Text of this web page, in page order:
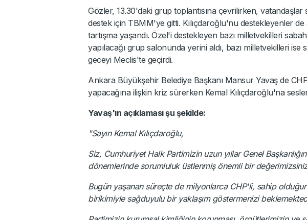
Gözler, 13.30'daki grup toplantısına çevrilirken,
destek için TBMM'ye gitti. Kılıçdaroğlu'nu destekleyenler de
tartışma yaşandı. Özel'i destekleyen bazı milletvekilleri
yapılacağı grup salonunda yerini aldı, bazı milletvekilleri
geceyi Meclis'te geçirdi.
Ankara Büyükşehir Belediye Başkanı Mansur Yavaş de
yapacağına ilişkin kriz sürerken Kemal Kılıçdaroğlu'na
Yavaş'ın açıklaması şu şekilde:
"Sayın Kemal Kılıçdaroğlu,
Siz, Cumhuriyet Halk Partimizin uzun yıllar Genel
dönemlerinde sorumluluk üstlenmiş önemli bir
Bugün yaşanan süreçte de milyonlarca CHP'li, sahip
birikimiyle sağduyulu bir yaklaşım göstermenizi